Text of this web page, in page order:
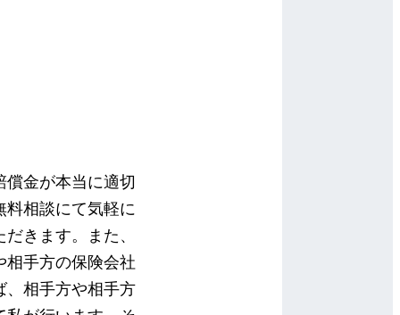
金が本当に適切
相談にて気軽に
きます。また、
相手方の保険会社
、相手方や相手方